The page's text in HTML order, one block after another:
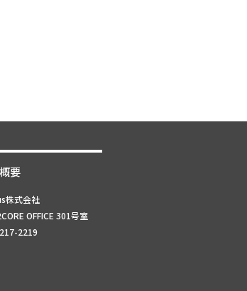
要
株式会社
OFFICE 301号室
2219